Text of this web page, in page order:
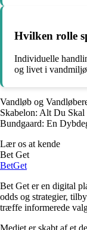
Hvilken rolle
Individuelle
og livet i
Vandløb og
Skabelon: Alt Du Skal
Bundgaard: En
Lær os at kende
Bet Get
BetGet
Bet Get er en digital
odds og strategier,
træffe informerede